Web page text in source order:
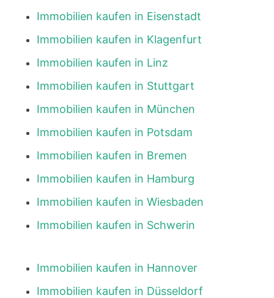
Immobilien kaufen in Eisenstadt
Immobilien kaufen in Klagenfurt
Immobilien kaufen in Linz
Immobilien kaufen in Stuttgart
Immobilien kaufen in München
Immobilien kaufen in Potsdam
Immobilien kaufen in Bremen
Immobilien kaufen in Hamburg
Immobilien kaufen in Wiesbaden
Immobilien kaufen in Schwerin
Immobilien kaufen in Hannover
Immobilien kaufen in Düsseldorf